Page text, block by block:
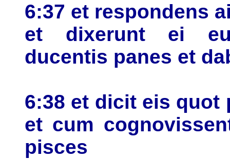
6:37 et respondens
et dixerunt ei
ducentis panes et
6:38 et dicit eis quot
et cum
pisces